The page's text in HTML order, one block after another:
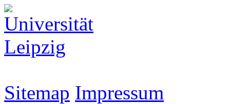
Sitemap Impressum